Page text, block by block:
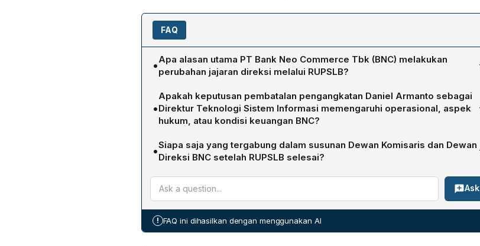
FAQ
•Apa alasan utama PT Bank Neo Commerce Tbk (BNC) melakukan
perubahan jajaran direksi melalui RUPSLB?
BNC menyatakan bahwa keputusan merombak struktur direksi merupakan langkah
strategis untuk memperkuat organisasi agar lebih efisien, terintegrasi, dan selaras
dengan arah bisnis ke depan, khususnya dalam memperkokoh fungsi digital
operation dan teknologi informasi serta meningkatkan kemampuan mitigasi risiko
siber.
•
Apakah keputusan pembatalan pengangkatan Daniel Armanto sebagai
Direktur Teknologi Sistem Informasi memengaruhi operasional, aspek
hukum, atau kondisi keuangan BNC?
Menurut pernyataan Direktur Utama Eri Budiono, keputusan tersebut tidak
berdampak pada kegiatan operasional, aspek hukum, maupun kondisi keuangan
efektivitas strategi keamanan siber tanpa mengganggu layanan atau stabilitas
keuangan bank.
•Siapa saja yang tergabung dalam susunan Dewan Komisaris dan Dewan
Direksi BNC setelah RUPSLB selesai?
Berikut susunan terbaru per 16 Oktober 2025: Dewan Komisaris – Komisaris Utama
Independen Inkawan D. Jusi, Komisaris Non-Independen Kreisna Dewantara Gozali,
dan Komisaris Independen Pramoda Dei Sudarmo. Dewan Direksi – Direktur Utama
Irwanto.
Ask
! FAQ ini dihasilkan dengan menggunakan AI